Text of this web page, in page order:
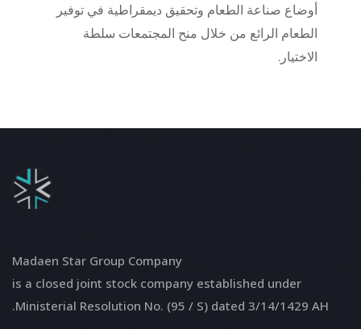
أوضاع صناعة الطعام وتحقيق ديمقراطية في توفير
الطعام الرائع من خلال منح المجتمعات سلطة
الاختيار.
Madaen Star Group Company
is a closed joint stock company established under
Ministerial Resolution No. (95 / S) dated 3/14/1429 AH.